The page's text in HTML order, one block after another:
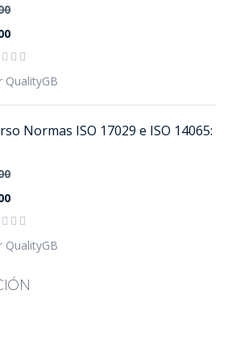
QualityGB
Normas ISO 17029 e ISO 14065:
QualityGB